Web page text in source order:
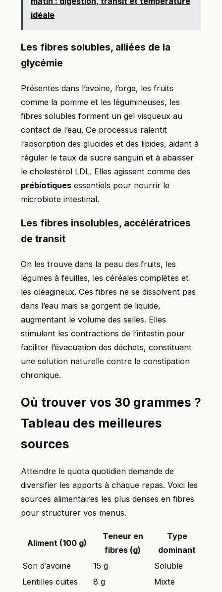
idéale
Les fibres solubles, alliées de la
glycémie
Présentes dans l’avoine, l’orge, les fruits
comme la pomme et les légumineuses, les
fibres solubles forment un gel visqueux au
contact de l’eau. Ce processus ralentit
l’absorption des glucides et des lipides, aidant à
réguler le taux de sucre sanguin et à abaisser
le cholestérol LDL. Elles agissent comme des
prébiotiques essentiels pour nourrir le
microbiote intestinal.
Les fibres insolubles, accélératrices
de transit
On les trouve dans la peau des fruits, les
légumes à feuilles, les céréales complètes et
les oléagineux. Ces fibres ne se dissolvent pas
dans l’eau mais se gorgent de liquide,
augmentant le volume des selles. Elles
stimulent les contractions de l’intestin pour
faciliter l’évacuation des déchets, constituant
une solution naturelle contre la constipation
chronique.
Où trouver vos 30 grammes ?
Tableau des meilleures
sources
Atteindre le quota quotidien demande de
diversifier les apports à chaque repas. Voici les
sources alimentaires les plus denses en fibres
pour structurer vos menus.
Aliment (100 g)
Teneur en
fibres (g)
Type
dominant
Son d’avoine
15 g
Soluble
Lentilles cuites
8 g
Mixte